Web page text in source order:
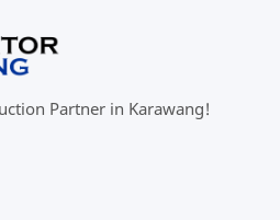
Partner in Karawang!